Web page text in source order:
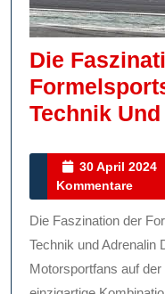
Die
Technik
30 April 2024
Kommentare
Die Faszination der Formel-Rennsport: Geschwindigkeit,
Technik und Adrenalin
Motorsportfans auf